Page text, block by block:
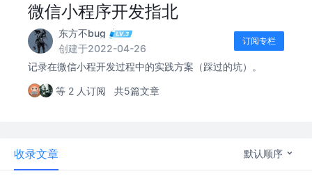
微信小程序开发指北
东方不bug
创建于2022-04-26
订阅专栏
记录在微信小程开发过程中的实践方案（踩过的坑）。
等 2 人订阅 共5篇文章
收录文章 默认顺序